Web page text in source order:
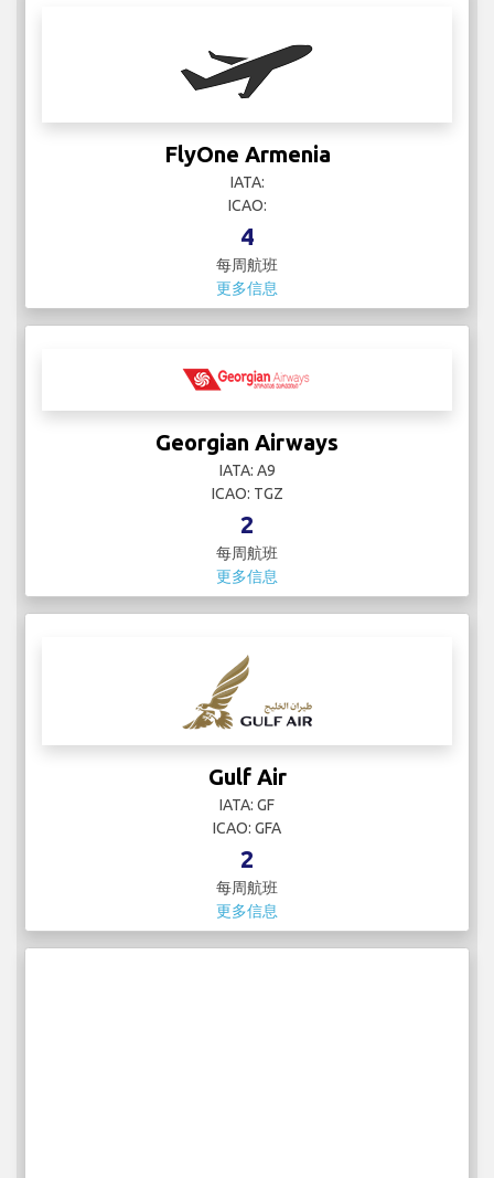
FlyOne Armenia
IATA:
ICAO:
4
每周航班
更多信息
Georgian Airways
IATA: A9
ICAO: TGZ
2
每周航班
更多信息
Gulf Air
IATA: GF
ICAO: GFA
2
每周航班
更多信息